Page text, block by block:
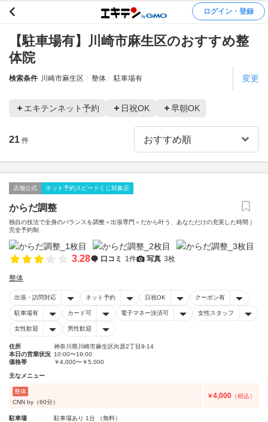
ログイン・登録
【駐車場有】川崎市麻生区のおすすめ整
体院
検索条件 川崎市麻生区 整体 駐車場有 変更
エキテンネット予約 日祝OK 早朝OK
21 件
店舗公式 ネット予約スピードくじ対象店
からだ調整
独自の技法で全身のバランスを調整＜出張専門＞だから叶う、あなただけの充実した時間｜
完全予約制
3.28 口コミ 1件 写真 3枚
整体
出張・訪問対応 ネット予約 日祝OK クーポン有
駐車場有 カード可 電子マネー決済可 女性スタッフ
女性歓迎 男性歓迎
住所
神奈川県川崎市麻生区向原2丁目9-14
本日の営業状況 10:00〜19:00
価格帯
￥4,000〜￥5,000
主なメニュー
整体
CNN by（60分）
￥4,000 （税込）
駐車場 駐車場あり 1台 （無料）